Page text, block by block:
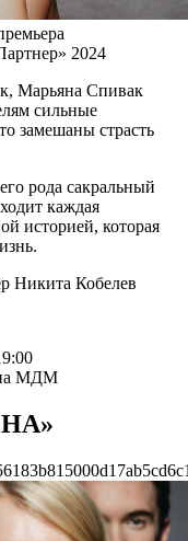
2024
Марьяна Спивак
сильные
замешаны страсть
рода сакральный
каждая
историей, которая
Никита Кобелев
МДМ